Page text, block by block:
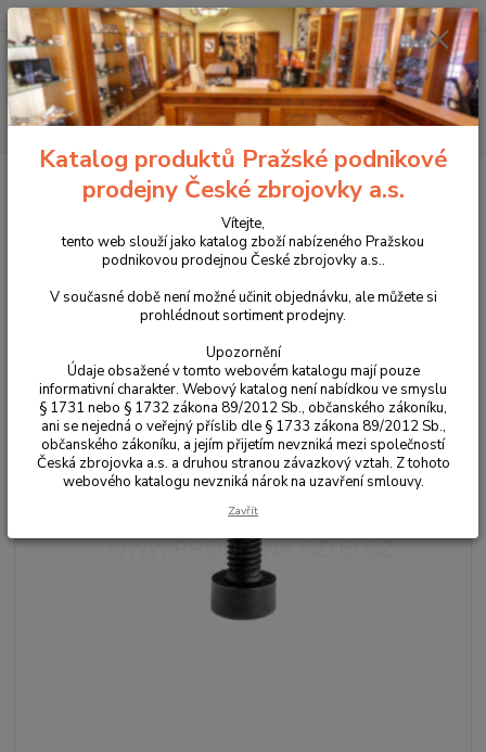
Menu
Hledat
+420 225 375 800
Montáže, weaver lišty
Náhradní díly k montážím
Náhradní šroub oka pro montáže KOZAP 3mm
Náhradní šroub oka pro montáže
KOZAP 3mm
Katalog produktů Pražské podnikové
prodejny České zbrojovky a.s.
Vítejte,
tento web slouží jako katalog zboží nabízeného Pražskou
podnikovou prodejnou České zbrojovky a.s..
V současné době není možné učinit objednávku, ale můžete si
prohlédnout sortiment prodejny.
Upozornění
Údaje obsažené v tomto webovém katalogu mají pouze
informativní charakter. Webový katalog není nabídkou ve smyslu
§ 1731 nebo § 1732 zákona 89/2012 Sb., občanského zákoníku,
ani se nejedná o veřejný příslib dle § 1733 zákona 89/2012 Sb.,
občanského zákoníku, a jejím přijetím nevzniká mezi společností
Česká zbrojovka a.s. a druhou stranou závazkový vztah. Z tohoto
webového katalogu nevzniká nárok na uzavření smlouvy.
Zavřít